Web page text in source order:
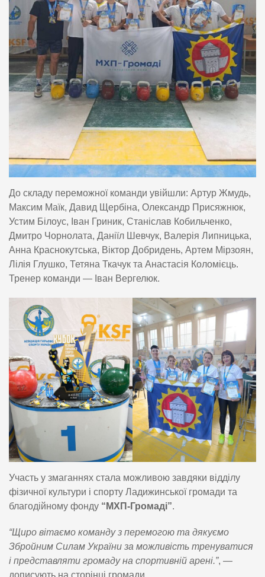
До складу переможної команди увійшли: Артур Жмудь,
Максим Маїк, Давид Щербіна, Олександр Присяжнюк,
Устим Білоус, Іван Гриник, Станіслав Кобильченко,
Дмитро Чорнолата, Даніїл Шевчук, Валерія Липницька,
Анна Краснокутська, Віктор Добридень, Артем Мірзоян,
Лілія Глушко, Тетяна Ткачук та Анастасія Коломієць.
Тренер команди — Іван Вергелюк.
Участь у змаганнях стала можливою завдяки відділу
фізичної культури і спорту Ладижинської громади та
благодійному фонду “МХП-Громаді”.
“Щиро вітаємо команду з перемогою та дякуємо
Збройним Силам України за можливість тренуватися
і представляти громаду на спортивній арені.”, —